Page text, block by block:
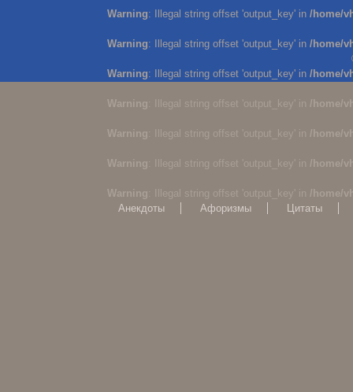
Warning: Illegal string offset 'output_key' in /home/
Warning: Illegal string offset 'output_key' in /home/
Warning: Illegal string offset 'output_key' in /home/
Warning : Illegal string offset 'output_key' in /home/
Warning : Illegal string offset 'output_key' in /home/
Warning : Illegal string offset 'output_key' in /home/
Warning : Illegal string offset 'output_key' in /home/
Анекдоты
Афоризмы Цитаты